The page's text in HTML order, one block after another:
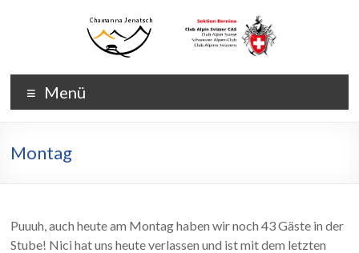
Chamanna
Jenatsch
Chamanna
Jenatsch
CAS
Menü
Montag
Puuuh, auch heute am Montag haben wir noch 43 Gäste in der
Stube! Nici hat uns heute verlassen und ist mit dem letzten